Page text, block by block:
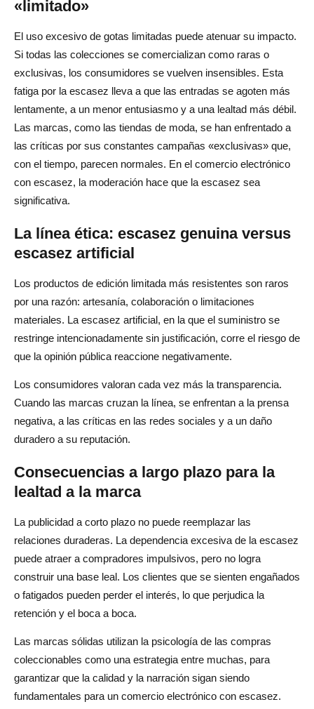
«limitado»
El uso excesivo de gotas limitadas puede atenuar su impacto.
Si todas las colecciones se comercializan como raras o
exclusivas, los consumidores se vuelven insensibles. Esta
fatiga por la escasez lleva a que las entradas se agoten más
lentamente, a un menor entusiasmo y a una lealtad más débil.
Las marcas, como las tiendas de moda, se han enfrentado a
las críticas por sus constantes campañas «exclusivas» que,
con el tiempo, parecen normales. En el comercio electrónico
con escasez, la moderación hace que la escasez sea
significativa.
La línea ética: escasez genuina versus
escasez artificial
Los productos de edición limitada más resistentes son raros
por una razón: artesanía, colaboración o limitaciones
materiales. La escasez artificial, en la que el suministro se
restringe intencionadamente sin justificación, corre el riesgo de
que la opinión pública reaccione negativamente.
Los consumidores valoran cada vez más la transparencia.
Cuando las marcas cruzan la línea, se enfrentan a la prensa
negativa, a las críticas en las redes sociales y a un daño
duradero a su reputación.
Consecuencias a largo plazo para la
lealtad a la marca
La publicidad a corto plazo no puede reemplazar las
relaciones duraderas. La dependencia excesiva de la escasez
puede atraer a compradores impulsivos, pero no logra
construir una base leal. Los clientes que se sienten engañados
o fatigados pueden perder el interés, lo que perjudica la
retención y el boca a boca.
Las marcas sólidas utilizan la psicología de las compras
coleccionables como una estrategia entre muchas, para
garantizar que la calidad y la narración sigan siendo
fundamentales para un comercio electrónico con escasez.